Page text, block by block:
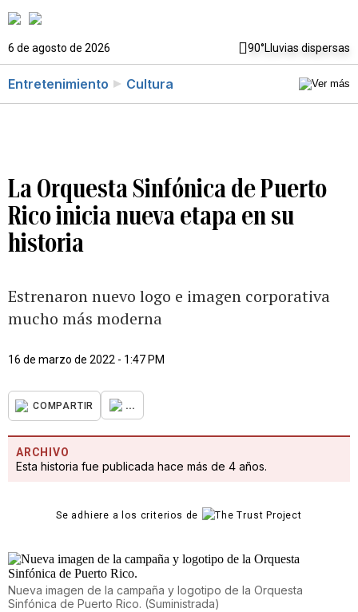
6 de agosto de 2026 90°Lluvias dispersas
Entretenimiento Cultura
La Orquesta Sinfónica de Puerto
Rico inicia nueva etapa en su
historia
Estrenaron nuevo logo e imagen corporativa
mucho más moderna
16 de marzo de 2022 - 1:47 PM
COMPARTIR ...
ARCHIVO
Esta historia fue publicada hace más de 4 años.
Se adhiere a los criterios de
Nueva imagen de la campaña y logotipo de la Orquesta
Sinfónica de Puerto Rico. (Suministrada)